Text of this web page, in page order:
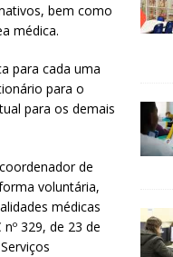
bem como
médica.
para cada uma
para o
para os demais
de
voluntária,
médicas
329, de 23 de